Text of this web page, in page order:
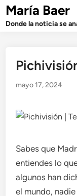
Saltar
contenido
María Baer
Donde la noticia se
mayo 17, 2024
Sabes que
entiendes lo
algunos han
el mundo,